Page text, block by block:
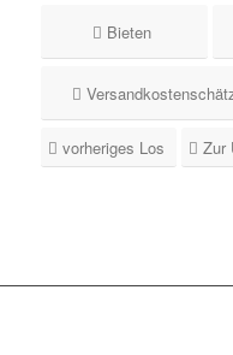
Bieten
vorheriges Los Zur